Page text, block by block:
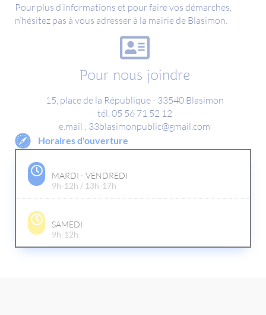
Pour plus d’informations et pour faire vos démarches,
n’hésitez pas à vous adresser à la mairie de Blasimon.
Pour nous joindre
15, place de la République - 33540 Blasimon
tél. 05 56 71 52 12
e.mail : 33blasimonpublic@gmail.com
Horaires d'ouverture
MARDI - VENDREDI
9h-12h / 13h-17h
SAMEDI
9h-12h